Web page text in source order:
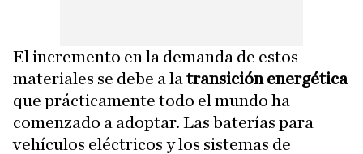
El incremento en la demanda de estos
materiales se debe a la transición energética
que prácticamente todo el mundo ha
comenzado a adoptar. Las baterías para
vehículos eléctricos y los sistemas de